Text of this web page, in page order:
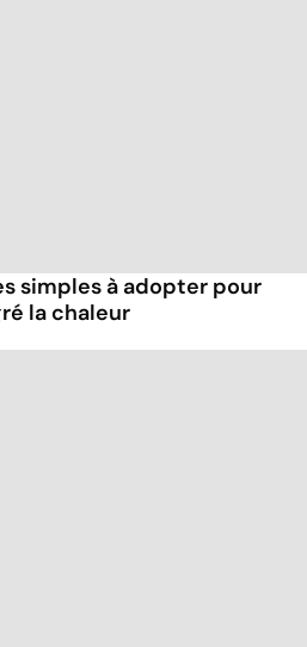
simples à adopter pour
la chaleur